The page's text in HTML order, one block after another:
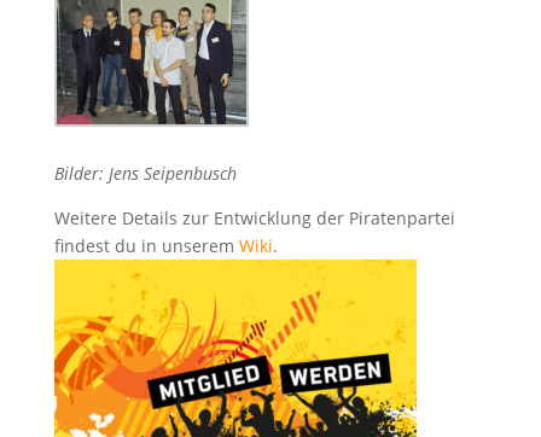
Bilder: Jens Seipenbusch
Weitere Details zur Entwicklung der Piratenpartei
findest du in unserem Wiki.